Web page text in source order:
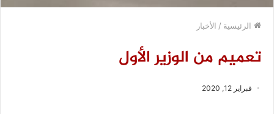
الرئيسية / الأخبار
تعميم من الوزير الأول
فبراير 12, 2020